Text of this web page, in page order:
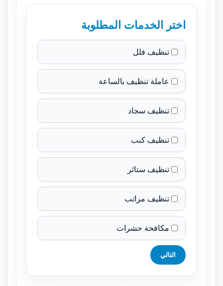
اختر الخدمات المطلوبة
تنظيف فلل
عاملة تنظيف بالساعة
تنظيف سجاد
تنظيف كنب
تنظيف ستائر
تنظيف مراتب
مكافحة حشرات
التالي